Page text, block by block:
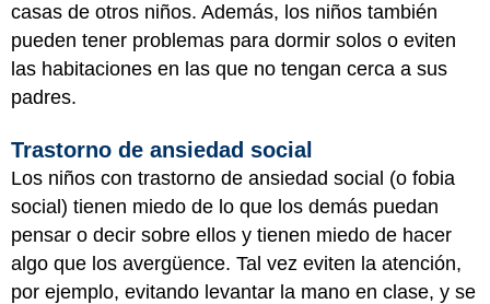
casas de otros niños. Además, los niños también
pueden tener problemas para dormir solos o eviten
las habitaciones en las que no tengan cerca a sus
padres.
Trastorno de ansiedad social
Los niños con trastorno de ansiedad social (o fobia
social) tienen miedo de lo que los demás puedan
pensar o decir sobre ellos y tienen miedo de hacer
algo que los avergüence. Tal vez eviten la atención,
por ejemplo, evitando levantar la mano en clase, y se